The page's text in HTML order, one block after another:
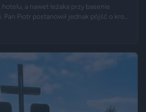
a nawet leżaka przy basenie
Pan Piotr postanowił jednak pójść o krok
wrócił w to samo miejsce i odkrył, że